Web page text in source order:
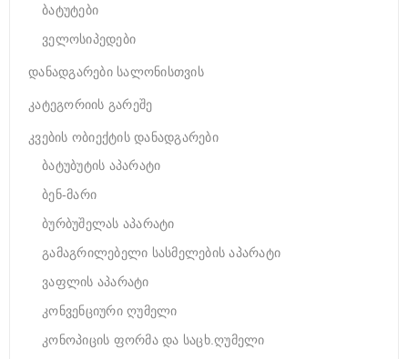
ბატუტები
ველოსიპედები
დანადგარები სალონისთვის
კატეგორიის გარეშე
კვების ობიექტის დანადგარები
ბატუბუტის აპარატი
ბენ-მარი
ბურბუშელას აპარატი
გამაგრილებელი სასმელების აპარატი
ვაფლის აპარატი
კონვენციური ღუმელი
კონოპიცის ფორმა და საცხ.ღუმელი